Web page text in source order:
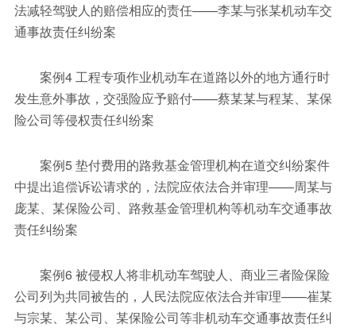
法减轻驾驶人的赔偿相应的责任——李某与张某机动车交
通事故责任纠纷案
案例4 工程专项作业机动车在道路以外的地方通行时
发生意外事故，交强险应予赔付——蔡某某与程某、某保
险公司等侵权责任纠纷案
案例5 垫付费用的路救基金管理机构在道交纠纷案件
中提出追偿诉讼请求的，法院应依法合并审理——周某与
庞某、某保险公司、路救基金管理机构等机动车交通事故
责任纠纷案
案例6 被侵权人将非机动车驾驶人、商业三者险保险
公司列为共同被告的，人民法院应依法合并审理——崔某
与宗某、某公司、某保险公司等非机动车交通事故责任纠